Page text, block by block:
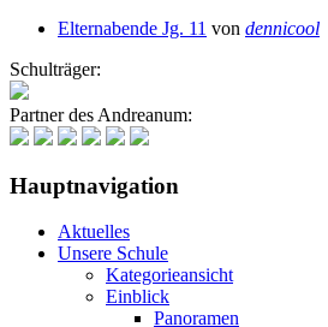
Elternabende Jg. 11 von dennicool
Schulträger:
Partner des Andreanum:
Hauptnavigation
Aktuelles
Unsere Schule
Kategorieansicht
Einblick
Panoramen